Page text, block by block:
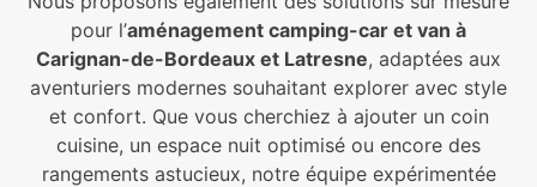
pour l’aménagement camping-car et van à
Carignan-de-Bordeaux et Latresne, adaptées aux
aventuriers modernes souhaitant explorer avec style
et confort. Que vous cherchiez à ajouter un coin
cuisine, un espace nuit optimisé ou encore des
rangements astucieux, notre équipe expérimentée